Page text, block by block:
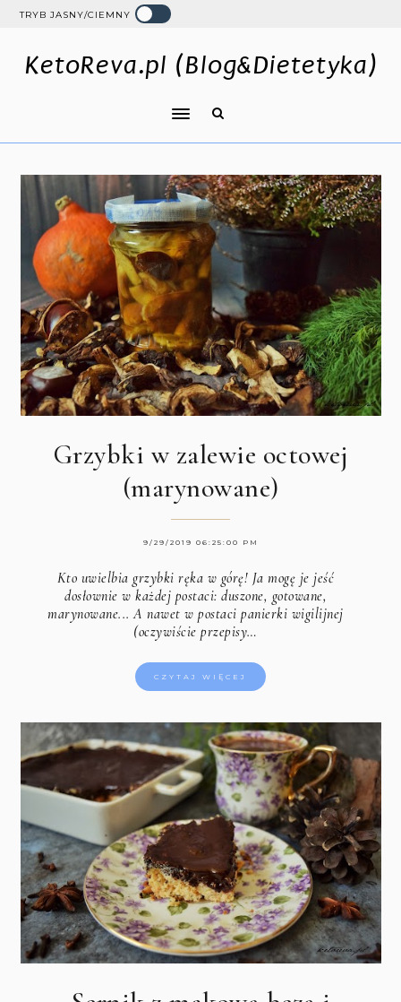
TRYB JASNY/CIEMNY
KetoReva.pl (Blog&Dietetyka)
Grzybki w zalewie octowej
(marynowane)
9/29/2019 06:25:00 PM
Kto uwielbia grzybki ręka w górę! Ja mogę je jeść
dosłownie w każdej postaci: duszone, gotowane,
marynowane... A nawet w postaci panierki wigilijnej
(oczywiście przepisy…
CZYTAJ WIĘCEJ